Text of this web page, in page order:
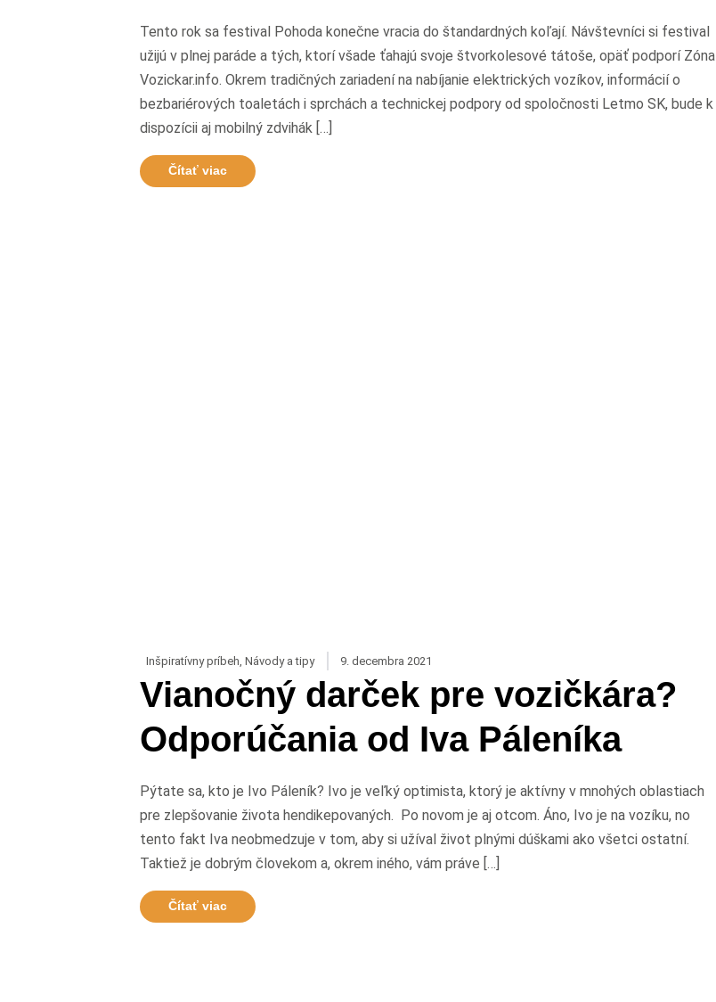
Tento rok sa festival Pohoda konečne vracia do štandardných koľají. Návštevníci si festival
užijú v plnej paráde a tých, ktorí všade ťahajú svoje štvorkolesové tátoše, opäť podporí Zóna
Vozickar.info. Okrem tradičných zariadení na nabíjanie elektrických vozíkov, informácií o
bezbariérových toaletách i sprchách a technickej podpory od spoločnosti Letmo SK, bude k
dispozícii aj mobilný zdvihák […]
Čítať viac
Inšpiratívny príbeh, Návody a tipy 9. decembra 2021
Vianočný darček pre vozičkára?
Odporúčania od Iva Páleníka
Pýtate sa, kto je Ivo Páleník? Ivo je veľký optimista, ktorý je aktívny v mnohých oblastiach
pre zlepšovanie života hendikepovaných. Po novom je aj otcom. Áno, Ivo je na vozíku, no
tento fakt Iva neobmedzuje v tom, aby si užíval život plnými dúškami ako všetci ostatní.
Taktiež je dobrým človekom a, okrem iného, vám práve […]
Čítať viac